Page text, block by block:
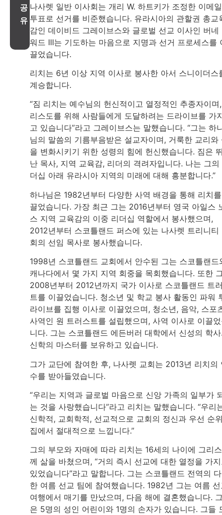
공
유
나사렛 일반 이사회는 개리 W. 하트키가 조정한 이메일
투표로 선거를 비준했습니다. 유라시아의 관할권 총교
감인 데이비드 그레이브스와 글로벌 선교 이사인 버네
워드 III는 기도하는 마음으로 지명과 선거 프로세스를
끌었습니다.
리치는 6년 이상 지역 이사로 봉사한 아서 스니이더스
계승합니다.
“짐 리치는 예수님의 헌신적이고 열정적인 추종자이며
리스도를 위해 사람들에게 도달하려는 드라이브를 가
고 있습니다”라고 그레이브스는 말했습니다. “그는 하
님의 말씀의 기름부음받은 설교자이며, 거룩한 교리와
을 변화시키기 위한 성령의 힘에 헌신했습니다. 짐은
난 목사, 지역 교육감, 리더의 격려자입니다. 나는 그의
더십 아래 유라시아 지역의 미래에 대해 흥분합니다.”
하나님은 1982년부터 다양한 사역 배경을 통해 리치
끌었습니다. 가장 최근 그는 2016년부터 영국 아일스
스 지역 교육감의 이중 리더십 역할에서 봉사했으며,
2012년부터 스코틀랜드 퍼스에 있는 나사렛 트리니티
회의 선임 목사로 봉사했습니다.
1998년 스코틀랜드 교회에서 안수된 그는 스코틀랜드
캐나다에서 몇 가지 지역 회중을 목회했습니다. 또한
2008년부터 2012년까지 국가 이사로 스코틀랜드 트
트를 이끌었습니다. 청소년 및 학교 봉사 활동인 파워
라이브를 집행 이사로 이끌었으며, 청소년, 음악, 스포
사역인 원 트러스트를 설립했으며, 사역 이사로 이끌
니다. 그는 스코틀랜드 에든버러 대학에서 신성의 학
신학의 마스터를 보유하고 있습니다.
그가 교단에 참여한 후, 나사렛 교회는 2013년 리치의
수를 받아들였습니다.
“우리는 지역과 글로벌 마음으로 신앙 가족의 일부가
는 것을 사랑했습니다”라고 리치는 말했습니다. “우리
신학적, 교회학적, 선교적으로 교회의 정신과 우선 순
집에서 절대적으로 느낍니다.”
그의 부모와 자매에 따라 리치는 16세의 나이에 그리
께 삶을 바쳤으며, “거의 즉시 선교에 대한 열정을 가
있었습니다”라고 말합니다. 그는 스코틀랜드 전역의
한 여름 선교 팀에 참여했습니다. 1982년 그는 여름
여행에서 매기를 만났으며, 다음 해에 결혼했습니다.
은 5명의 성인 어린이와 1명의 손자가 있습니다. 그들